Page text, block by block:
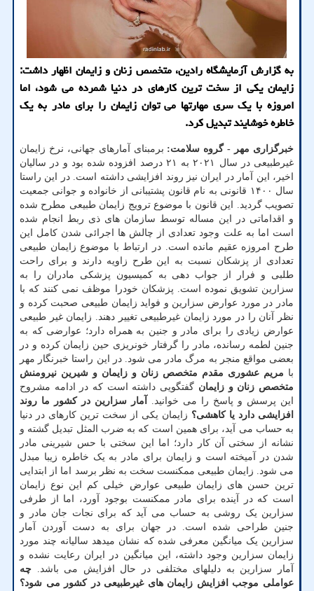
به گزارش آزمایشگاه رادین، متخصص زنان و زایمان اظهار داشت:
زایمان یکی از سخت ترین کارهای در دنیا شمرده می شود، اما
امروزه با یک سری مهارتها می توان زایمان را برای مادر به یک
خاطره خوشایند تبدیل کرد.
خبرگزاری مهر - گروه سلامت: برمبنای آمارهای جهانی، نرخ زایمان
غیرطبیعی در سال ۲۰۲۱ به ۲۱ درصد افزوده شده بود و در سالیان
اخیر، این آمار در ایران نیز روند افزایشی داشته است. در این راستا
سال ۱۴۰۰ قانونی به نام قانون پشتیبانی از خانواده و جوانی جمعیت
تصویب گردید. این قانون با موضوع ترویج زایمان طبیعی مطرح شده
و اقداماتی در این مساله توسط سازمان های ذی ربط انجام شده
است اما به علت وجود تعدادی از چالش ها اجرائی شدن کامل این
طرح امروزه عقیم مانده است. در ارتباط با موضوع زایمان طبیعی
تعدادی از پزشکان نسبت به این طرح زاویه دارند و برای راحت
طلبی و فرار از جواب دهی به کمیسیون پزشکی مادران را به
سزارین تشویق نموده است. پزشکان خودرا موظف نمی کنند که با
مادر در مورد عوارض سزارین و فواید زایمان طبیعی صحبت کرده و
نظر آنان را در مورد زایمان غیرطبیعی تغییر دهند. زایمان غیر طبیعی
عوارض زیادی را برای مادر و جنین به همراه دارد؛ عوارضی که به
جنین لطمه رسانده، مادر را گرفتار خونریزی حین زایمان کرده و در
بعضی مواقع منجر به مرگ مادر می شود. در این راستا خبرنگار مهر
با مریم عشوری مقدم متخصص زنان و زایمان و شیرین نیرومنش
متخصص زنان و زایمان گفتگویی داشته است که در ادامه مشروح
این پرسش و پاسخ را می خوانید.
آمار سزارین در کشور ما روند
افزایشی دارد یا کاهشی؟ زایمان یکی از سخت ترین کارهای در دنیا
به حساب می آید، برای همین است که به ضرب المثل تبدیل گشته و
نشانه از سختی آن کار دارد؛ اما این سختی با حس شیرینی مادر
شدن در آمیخته است و زایمان برای مادر به یک خاطره زیبا مبدل
می شود. زایمان طبیعی ممکنست سخت به نظر برسد اما از ابتدایی
ترین حسن های زایمان طبیعی عوارض خیلی کم این نوع زایمان
است که در آینده برای مادر ممکنست بوجود آورد، اما از طرفی
سزارین یک روشی به حساب می آید که برای نجات جان مادر و
جنین طراحی شده است. در جهان برای به دست آوردن آمار
سزارین یک میانگین معرفی شده که نشان میدهد سالیانه چند مورد
زایمان سزارین وجود داشته، این میانگین در ایران رعایت نشده و
آمار سزارین به دلیلهای مختلفی در حال افزایش می باشد. چه
عواملی موجب افزایش زایمان های غیرطبیعی در کشور می شود؟